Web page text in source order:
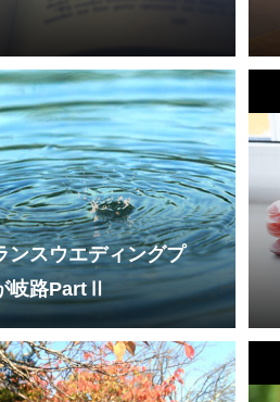
ンスウエディングプ
岐路PartⅡ